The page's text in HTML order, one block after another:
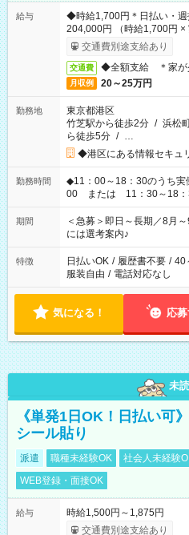
給与
◆時給1,700円＊日払い・週
204,000円 （時給1,700円 ×
交通費別途支給あり
交通費 ◆全額支給 ＊家が
月収例 20～25万円
勤務地
東京都港区
竹芝駅から徒歩2分 / 浜松
ら徒歩5分 / …
◆港区にある情報セキュ
勤務時間
◆11：00～18：30のうち実
00 または 11：30～18：30 。*。ブランクOK！。
ば前職が、 在宅/財団法人/
スタッフ スイーツ販売/ホ
業界から入社して活躍され
期間
＜急募＞即日～長期／8月
には選考案内♪
特徴 日払いOK / 履歴書不要 / 40
服装自由 / 電話対応なし
気になる！ 応
未読
《単発1日OK！日払い可
シール貼り
派遣 職種未経験OK 社会人未経験
WEB登録・面接OK
給与
時給1,500円～1,875円
交通費別途支給あり